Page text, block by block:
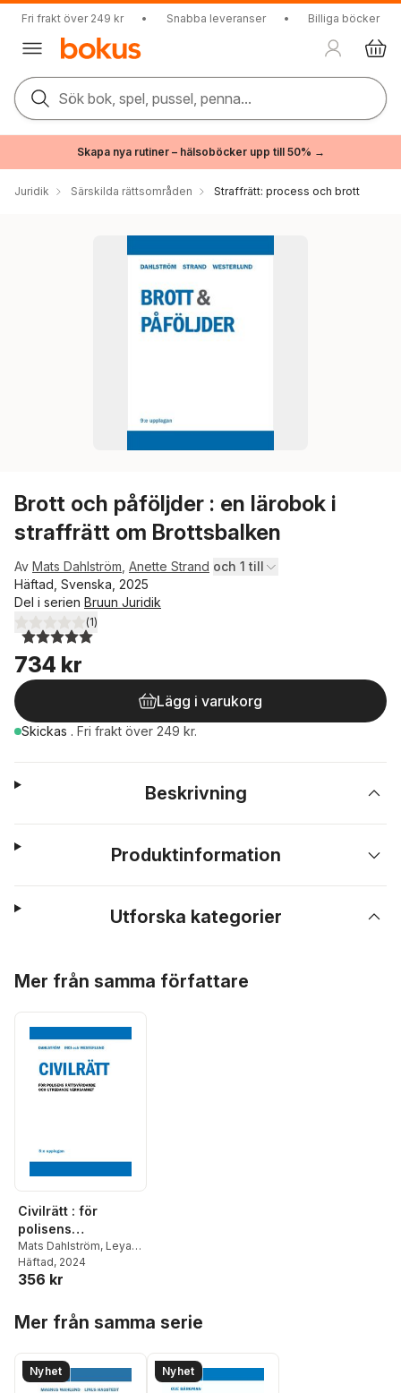
Fri frakt över 249 kr • Snabba leveranser • Billiga böcker
Sök bok, spel, pussel, penna...
Skapa nya rutiner – hälsoböcker upp till 50% →
Juridik Särskilda rättsområden Straffrätt: process och brott
Brott och påföljder : en lärobok i
straffrätt om Brottsbalken
Av Mats Dahlström Anette Strand och 1 till
Häftad, Svenska, 2025
Del i serien Bruun Juridik
5,0utav 5 stjärnor. Totalt antal röster:
(1)
734 kr
Lägg i varukorg
Skickas . Fri frakt över 249 kr.
Beskrivning
Produktinformation
Utforska kategorier
Mer från samma författare
Civilrätt : för
polisens
rättsvårdande och
utredande
verksamhet
Mats Dahlström, Leya
Inci,Gösta Westerlund
Häftad, 2024
356 kr
Mer från samma serie
Nyhet Nyhet